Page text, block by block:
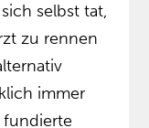
selbst tat,
zu rennen
immer
fundierte